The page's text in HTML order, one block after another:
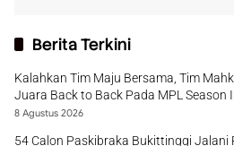
Berita Terkini
Kalahkan Tim Maju Bersama, Tim
Juara Back to Back Pada MPL Season
8 Agustus 2026
54 Calon Paskibraka Bukittinggi Jalani